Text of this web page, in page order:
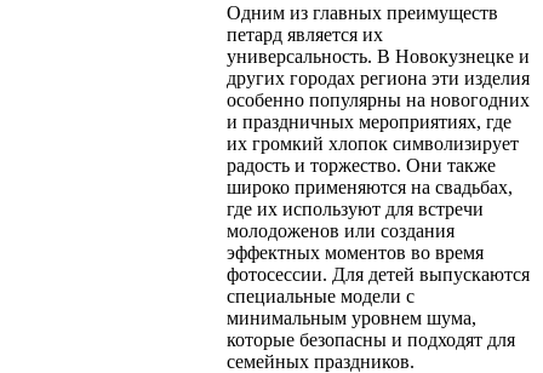
Одним из главных преимуществ
петард является их
универсальность. В Новокузнецке и
других городах региона эти изделия
особенно популярны на новогодних
и праздничных мероприятиях, где
их громкий хлопок символизирует
радость и торжество. Они также
широко применяются на свадьбах,
где их используют для встречи
молодоженов или создания
эффектных моментов во время
фотосессии. Для детей выпускаются
специальные модели с
минимальным уровнем шума,
которые безопасны и подходят для
семейных праздников.